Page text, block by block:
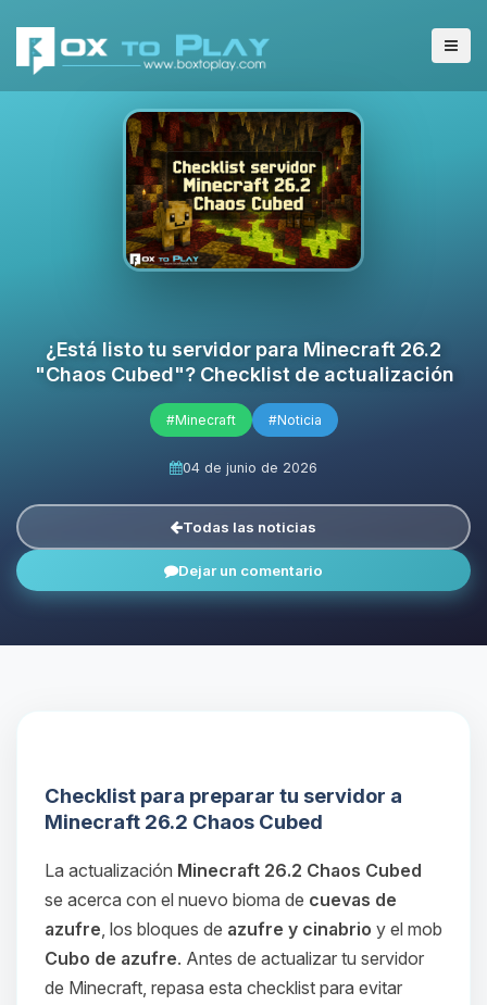
¿Está listo tu servidor para Minecraft 26.2
"Chaos Cubed"? Checklist de actualización
#Minecraft #Noticia
04 de junio de 2026
Todas las noticias
Dejar un comentario
Checklist para preparar tu servidor a
Minecraft 26.2 Chaos Cubed
La actualización Minecraft 26.2 Chaos Cubed
se acerca con el nuevo bioma de cuevas de
azufre, los bloques de azufre y cinabrio y el mob
Cubo de azufre. Antes de actualizar tu servidor
de Minecraft, repasa esta checklist para evitar